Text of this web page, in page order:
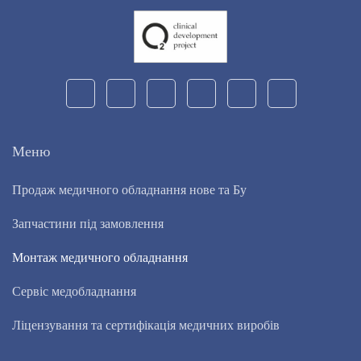
Меню
Продаж медичного обладнання нове та Бу
Запчастини під замовлення
Монтаж медичного обладнання
Сервіс медобладнання
Ліцензування та сертифікація медичних виробів